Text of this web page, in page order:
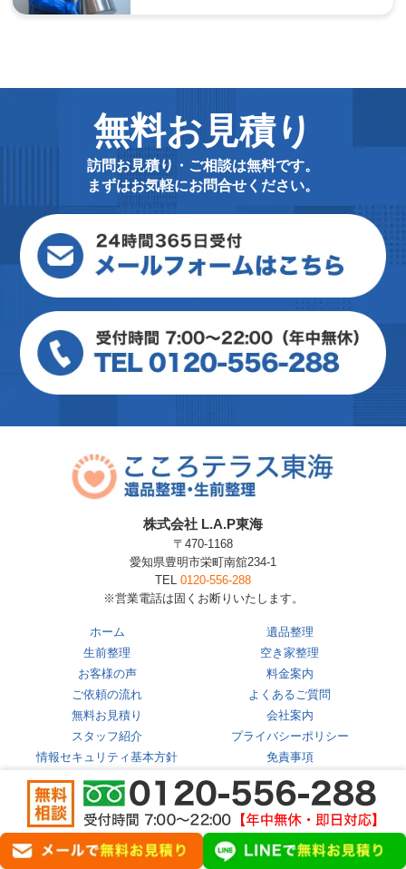
無料お見積り
訪問お見積り・ご相談は無料です。
まずはお気軽にお問合せください。
株式会社 L.A.P東海
〒470-1168
愛知県豊明市栄町南舘234-1
TEL 0120-556-288
※営業電話は固くお断りいたします。
ホーム
遺品整理
生前整理
空き家整理
お客様の声
料金案内
ご依頼の流れ
よくあるご質問
無料お見積り
会社案内
スタッフ紹介
プライバシーポリシー
情報セキュリティ基本方針
免責事項
求人案内
提携業者様募集
大家様・管理会社様へ
お役立ちコラム
地域コラム